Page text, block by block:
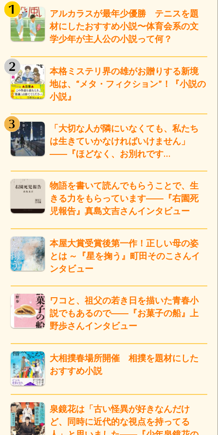
アルカラスが最年少優勝 テニスを題
材にしたおすすめ小説〜体育会系の文
学少年が主人公の小説って何？
本格ミステリ界の雄がお贈りする新境
地は、“メタ・フィクション”！『小説の
小説』
「大切な人が隣にいなくても、私たち
は生きていかなければいけません」
――『ほどなく、お別れです…
物語を書いて読んでもらうことで、生
きる力をもらっています――『右園死
児報告』真島文吉さんインタビュー
本屋大賞受賞後第一作！正しい母の姿
とは ～『星を掬う』町田そのこさんイ
ンタビュー
ワコと、祖父の若き日を描いた青春小
説でもあるので――『お菓子の船』上
野歩さんインタビュー
大相撲春場所開催 相撲を題材にした
おすすめ小説
泉鏡花は「古い怪異が好きなんだけ
ど、同時に近代的な視点を持ってる